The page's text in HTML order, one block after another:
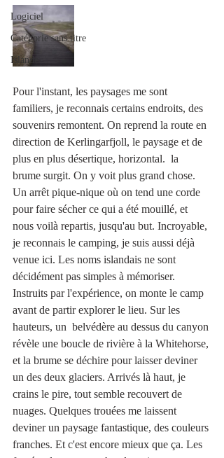
Logiciel
Catégorie sans titre
Islande
Pour l'instant, les paysages me sont
familiers, je reconnais certains endroits, des
souvenirs remontent. On reprend la route en
direction de Kerlingarfjoll, le paysage et de
plus en plus désertique, horizontal.  la
brume surgit. On y voit plus grand chose.
Un arrêt pique-nique où on tend une corde
pour faire sécher ce qui a été mouillé, et
nous voilà repartis, jusqu'au but. Incroyable,
je reconnais le camping, je suis aussi déjà
venue ici. Les noms islandais ne sont
décidément pas simples à mémoriser.
Instruits par l'expérience, on monte le camp
avant de partir explorer le lieu. Sur les
hauteurs, un  belvédère au dessus du canyon
révèle une boucle de rivière à la Whitehorse,
et la brume se déchire pour laisser deviner
un des deux glaciers. Arrivés là haut, je
crains le pire, tout semble recouvert de
nuages. Quelques trouées me laissent
deviner un paysage fantastique, des couleurs
franches. Et c'est encore mieux que ça. Les